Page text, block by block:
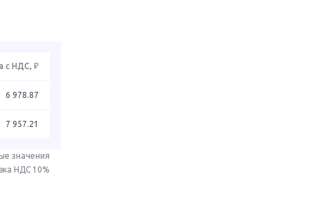
с НДС, ₽
6 978.87
7 957.21
значения
НДС 10%